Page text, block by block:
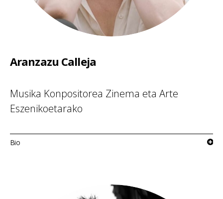
Aranzazu Calleja
Musika Konpositorea Zinema eta Arte
Eszenikoetarako
Bio